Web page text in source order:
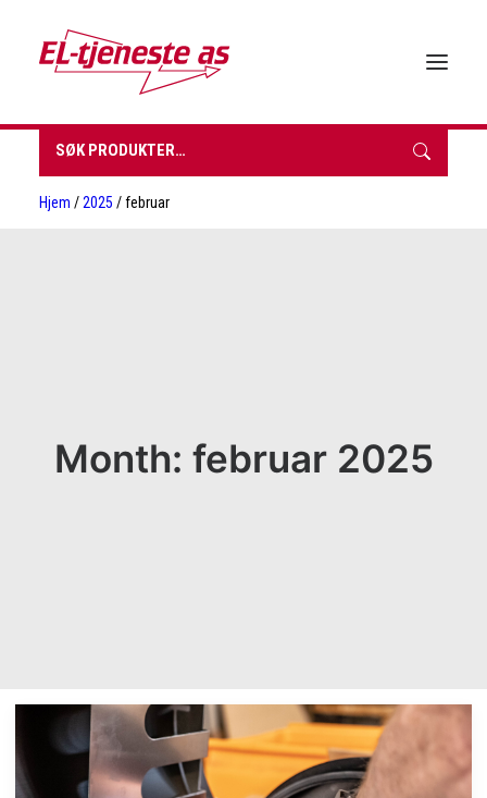
HJEM
INNKJØPSLISTE
Søk
Hjem /2025 / februar
Month: februar 2025